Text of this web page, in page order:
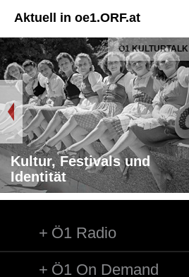
Aktuell in oe1.ORF.at
Ö1 KULTURTALK
Kultur, Festivals und
Identität
Ö1 Radio
Ö1 On Demand